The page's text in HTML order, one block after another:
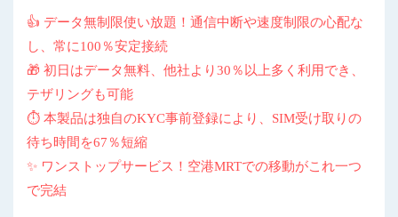
👍 データ無制限使い放題！通信中断や速度制限の心配な
し、常に100％安定接続
🎁 初日はデータ無料、他社より30％以上多く利用でき、
テザリングも可能
⏱ 本製品は独自のKYC事前登録により、SIM受け取りの
待ち時間を67％短縮
✨ ワンストップサービス！空港MRTでの移動がこれ一つ
で完結